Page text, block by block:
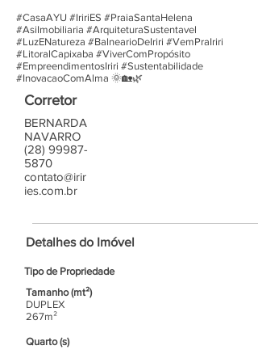
#CasaAYU #IririES #PraiaSantaHelena
#AsiImobiliaria #ArquiteturaSustentavel
#LuzENatureza #BalnearioDeIriri #VemPraIriri
#LitoralCapixaba #ViverComPropósito
#EmpreendimentosIriri #Sustentabilidade
#InovacaoComAlma 🌞🏡🌿
Corretor
BERNARDA
NAVARRO
(28) 99987-
5870
contato@irir
ies.com.br
Detalhes do Imóvel
Tipo de Propriedade
Tamanho (mt²)
DUPLEX
267m²
Quarto (s)